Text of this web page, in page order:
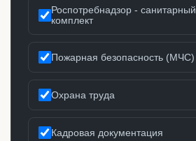
Роспотребнадзор - санитарный
комплект
Пожарная безопасность (МЧС)
Охрана труда
Кадровая документация